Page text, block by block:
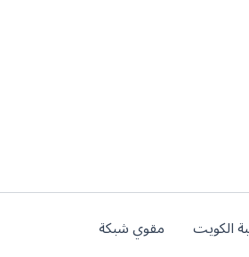
الكويت مقوي شبكة